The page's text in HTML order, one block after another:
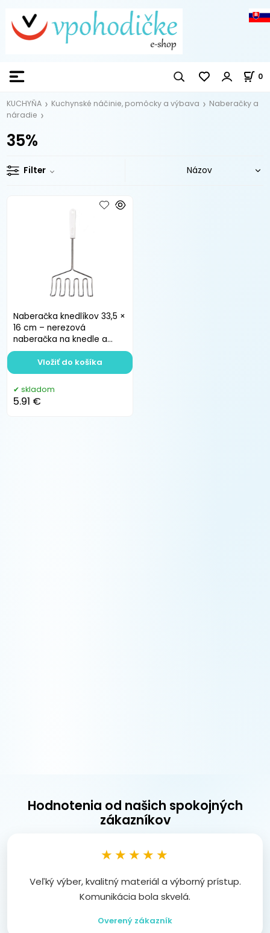
0
KUCHYŇA Kuchynské náčinie, pomôcky a výbava
Naberačky a
náradie
35%
Filter
Naberačka knedlíkov 33,5 ×
16 cm – nerezová
naberačka na knedle a
parené buchty
skladom
5.91 €
Vložiť do košíka
Hodnotenia od našich spokojných
zákazníkov
★★★★★
Veľký výber, kvalitný materiál a výborný prístup.
Komunikácia bola skvelá.
Overený zákazník